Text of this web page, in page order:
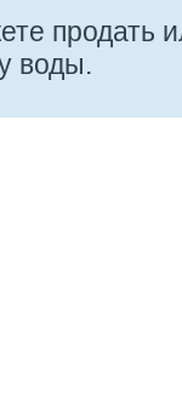
продать
воды.